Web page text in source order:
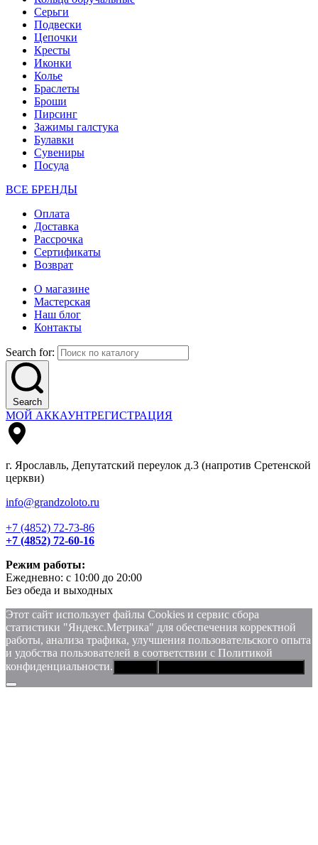
Серьги
Подвески
Цепочки
Кресты
Иконки
Колье
Браслеты
Броши
Пирсинг
Зажимы галстука
Булавки
Сувениры
Посуда
ВСЕ БРЕНДЫ
Оплата
Доставка
Рассрочка
Сертификаты
Возврат
О магазине
Мастерская
Наш блог
Контакты
Search for:
Search
МОЙ АККАУНТРЕГИСТРАЦИЯ
г. Ярославль, Депутатский переулок д.3 (напротив Сретенской
церкви)
info@grandzoloto.ru
+7 (4852) 72-73-86
+7 (4852) 72-60-16
Режим работы:
Ежедневно: с 10:00 до 20:00
Без обеда и выходных
Этот сайт использует файлы Сookies и сервис сбора
статистики "Яндекс.Метрика" для обеспечения корректной
работы, анализа трафика, улучшения пользовательского опыта
и удобства пользователей в соответствии с Политикой
конфиденциальности.